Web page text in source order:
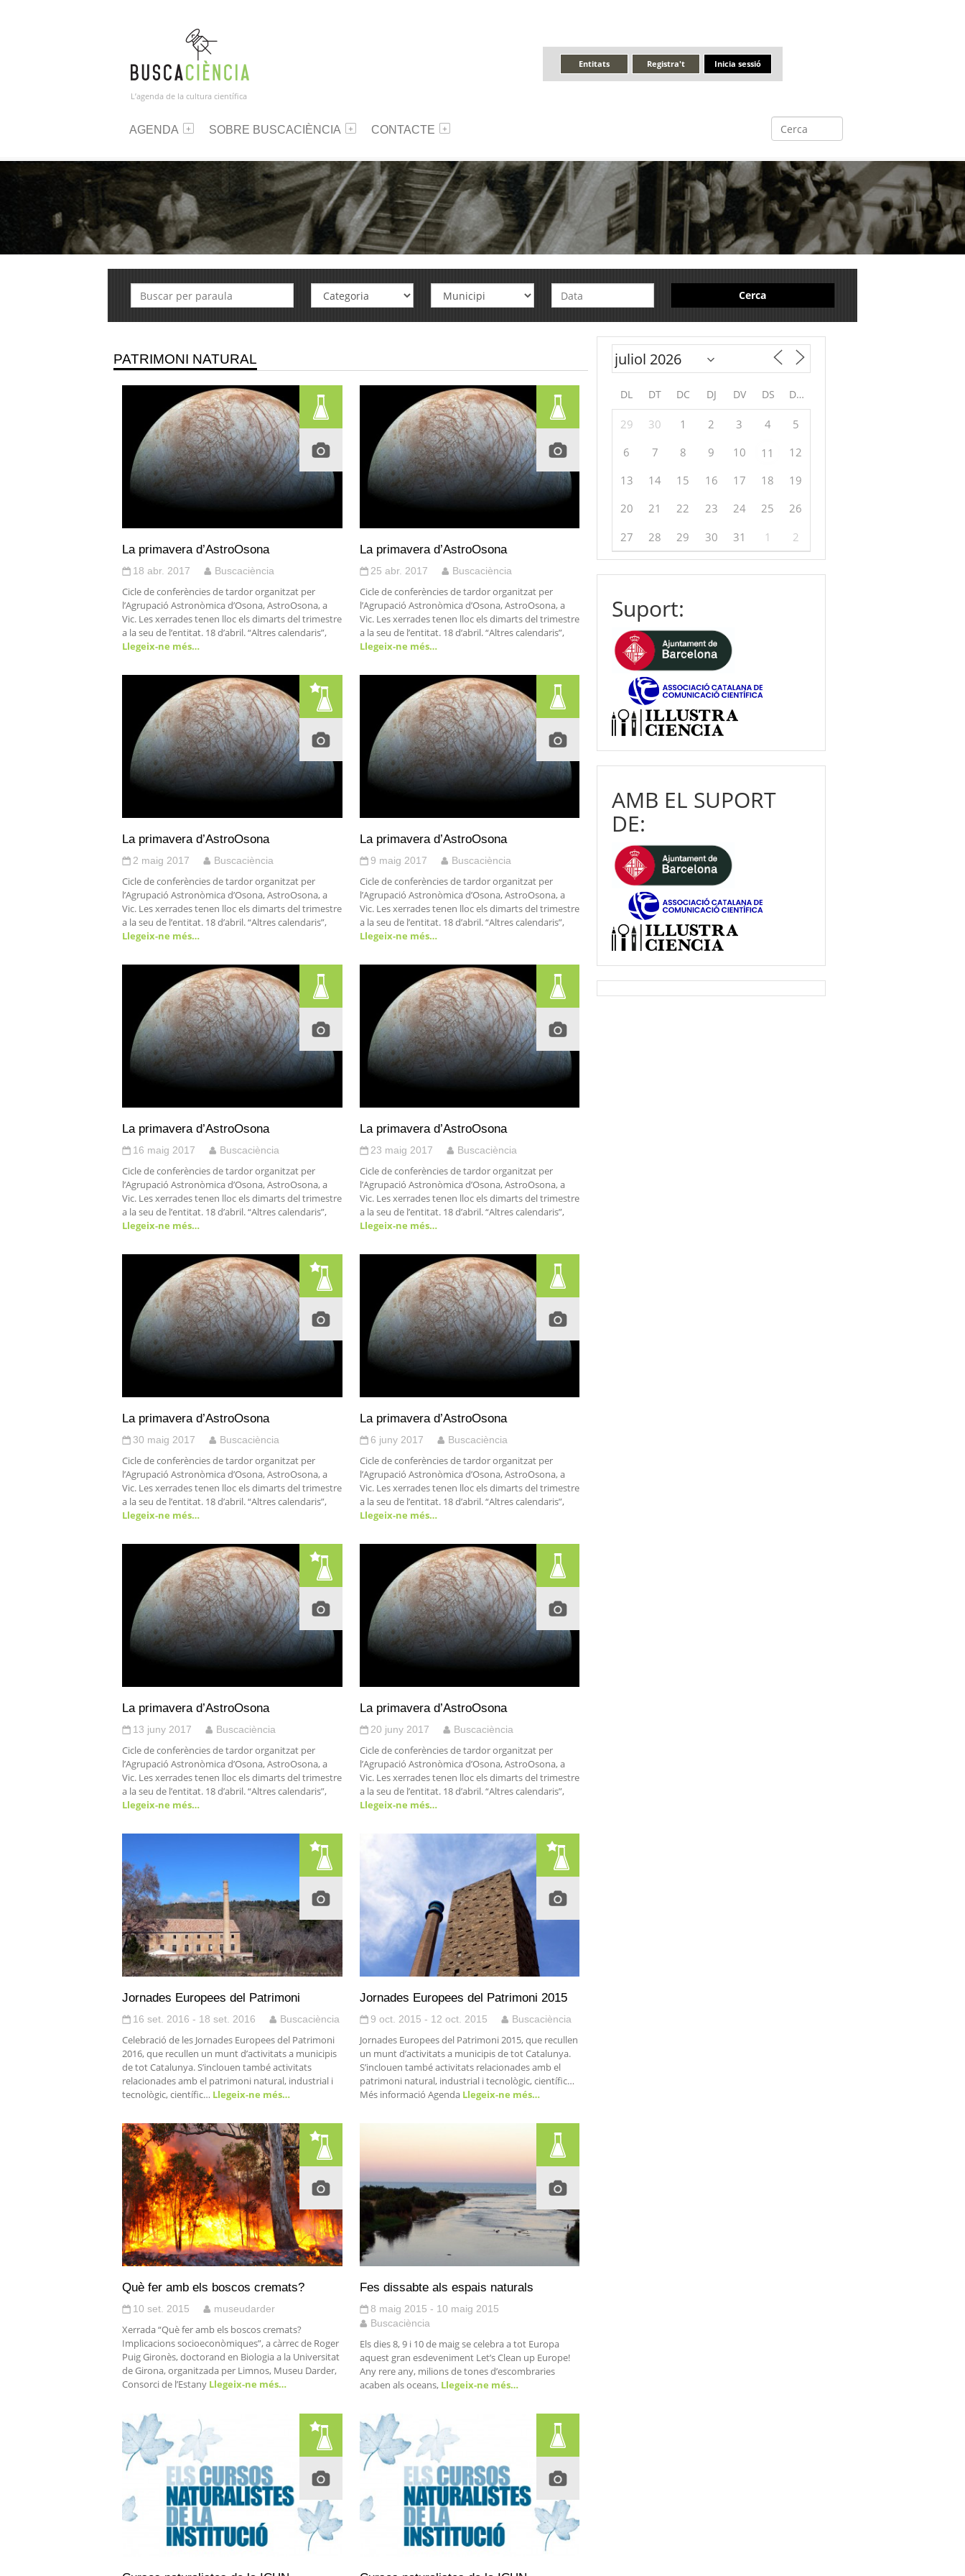
L’agenda de la cultura científica
Inicia sessió
Registra't
Entitats
AGENDA SOBRE BUSCACIÈNCIA CONTACTE
Cerca
PATRIMONI NATURAL
La primavera d’AstroOsona
18 abr. 2017 Buscaciència
Cicle de conferències de tardor organitzat per
l’Agrupació Astronòmica d’Osona, AstroOsona, a
Vic. Les xerrades tenen lloc els dimarts del trimestre
a la seu de l’entitat. 18 d’abril. “Altres calendaris”,
Llegeix-ne més…
La primavera d’AstroOsona
25 abr. 2017 Buscaciència
Cicle de conferències de tardor organitzat per
l’Agrupació Astronòmica d’Osona, AstroOsona, a
Vic. Les xerrades tenen lloc els dimarts del trimestre
a la seu de l’entitat. 18 d’abril. “Altres calendaris”,
Llegeix-ne més…
La primavera d’AstroOsona
2 maig 2017 Buscaciència
Cicle de conferències de tardor organitzat per
l’Agrupació Astronòmica d’Osona, AstroOsona, a
Vic. Les xerrades tenen lloc els dimarts del trimestre
a la seu de l’entitat. 18 d’abril. “Altres calendaris”,
Llegeix-ne més…
La primavera d’AstroOsona
9 maig 2017 Buscaciència
Cicle de conferències de tardor organitzat per
l’Agrupació Astronòmica d’Osona, AstroOsona, a
Vic. Les xerrades tenen lloc els dimarts del trimestre
a la seu de l’entitat. 18 d’abril. “Altres calendaris”,
Llegeix-ne més…
La primavera d’AstroOsona
16 maig 2017 Buscaciència
Cicle de conferències de tardor organitzat per
l’Agrupació Astronòmica d’Osona, AstroOsona, a
Vic. Les xerrades tenen lloc els dimarts del trimestre
a la seu de l’entitat. 18 d’abril. “Altres calendaris”,
Llegeix-ne més…
La primavera d’AstroOsona
23 maig 2017 Buscaciència
Cicle de conferències de tardor organitzat per
l’Agrupació Astronòmica d’Osona, AstroOsona, a
Vic. Les xerrades tenen lloc els dimarts del trimestre
a la seu de l’entitat. 18 d’abril. “Altres calendaris”,
Llegeix-ne més…
La primavera d’AstroOsona
30 maig 2017 Buscaciència
Cicle de conferències de tardor organitzat per
l’Agrupació Astronòmica d’Osona, AstroOsona, a
Vic. Les xerrades tenen lloc els dimarts del trimestre
a la seu de l’entitat. 18 d’abril. “Altres calendaris”,
Llegeix-ne més…
La primavera d’AstroOsona
6 juny 2017 Buscaciència
Cicle de conferències de tardor organitzat per
l’Agrupació Astronòmica d’Osona, AstroOsona, a
Vic. Les xerrades tenen lloc els dimarts del trimestre
a la seu de l’entitat. 18 d’abril. “Altres calendaris”,
Llegeix-ne més…
La primavera d’AstroOsona
13 juny 2017 Buscaciència
Cicle de conferències de tardor organitzat per
l’Agrupació Astronòmica d’Osona, AstroOsona, a
Vic. Les xerrades tenen lloc els dimarts del trimestre
a la seu de l’entitat. 18 d’abril. “Altres calendaris”,
Llegeix-ne més…
La primavera d’AstroOsona
20 juny 2017 Buscaciència
Cicle de conferències de tardor organitzat per
l’Agrupació Astronòmica d’Osona, AstroOsona, a
Vic. Les xerrades tenen lloc els dimarts del trimestre
a la seu de l’entitat. 18 d’abril. “Altres calendaris”,
Llegeix-ne més…
Jornades Europees del Patrimoni
16 set. 2016 - 18 set. 2016 Buscaciència
Celebració de les Jornades Europees del Patrimoni
2016, que recullen un munt d’activitats a municipis
de tot Catalunya. S’inclouen també activitats
relacionades amb el patrimoni natural, industrial i
tecnològic, científic… Llegeix-ne més…
Jornades Europees del Patrimoni 2015
9 oct. 2015 - 12 oct. 2015 Buscaciència
Jornades Europees del Patrimoni 2015, que recullen
un munt d’activitats a municipis de tot Catalunya.
S’inclouen també activitats relacionades amb el
patrimoni natural, industrial i tecnològic, científic…
Més informació AgendaLlegeix-ne més…
Què fer amb els boscos cremats?
10 set. 2015 museudarder
Xerrada “Què fer amb els boscos cremats?
Implicacions socioeconòmiques”, a càrrec de Roger
Puig Gironès, doctorand en Biologia a la Universitat
de Girona, organitzada per Limnos, Museu Darder,
Consorci de l’Estany Llegeix-ne més…
Fes dissabte als espais naturals
8 maig 2015 - 10 maig 2015
Buscaciència
Els dies 8, 9 i 10 de maig se celebra a tot Europa
aquest gran esdeveniment Let’s Clean up Europe!
Any rere any, milions de tones d’escombraries
acaben als oceans,Llegeix-ne més…
DL DT DC DJ DV DS DG
29 30 1 2 3 4
5
6
7 8 9 10 11
12
13
14 15 16 17 18
19
20
21 22 23 24 25
26
27
28 29 30 31 1 2
Suport:
AMB EL SUPORT
DE: